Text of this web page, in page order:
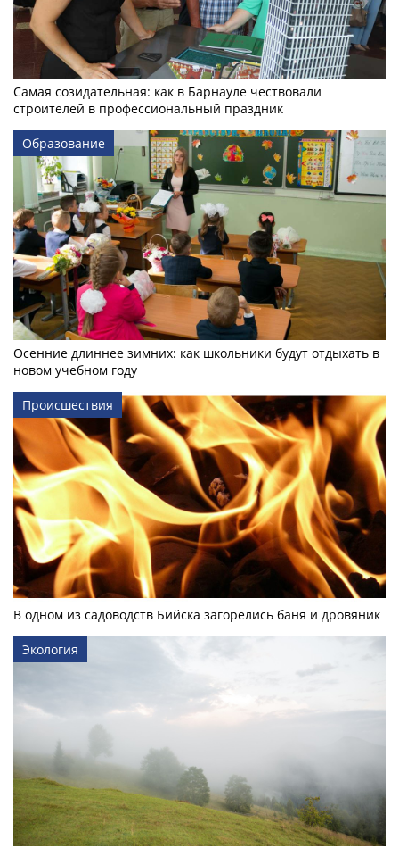
Самая созидательная: как в Барнауле чествовали
строителей в профессиональный праздник
Образование
Осенние длиннее зимних: как школьники будут отдыхать в
новом учебном году
Происшествия
В одном из садоводств Бийска загорелись баня и дровяник
Экология